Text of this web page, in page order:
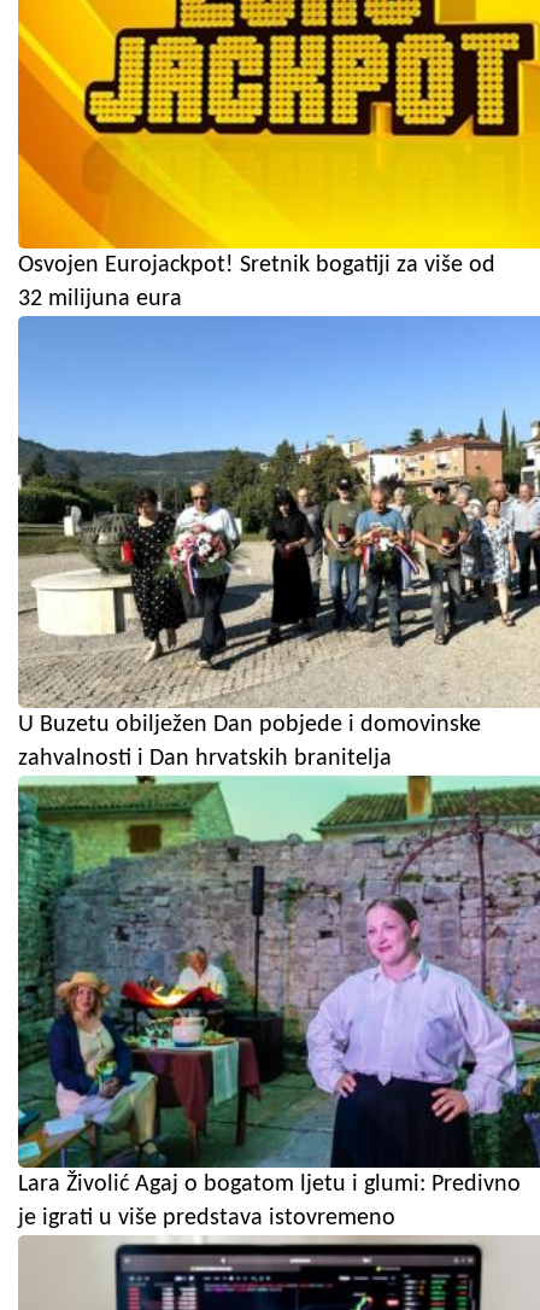
Osvojen Eurojackpot! Sretnik bogatiji za više od
32 milijuna eura
U Buzetu obilježen Dan pobjede i domovinske
zahvalnosti i Dan hrvatskih branitelja
Lara Živolić Agaj o bogatom ljetu i glumi: Predivno
je igrati u više predstava istovremeno